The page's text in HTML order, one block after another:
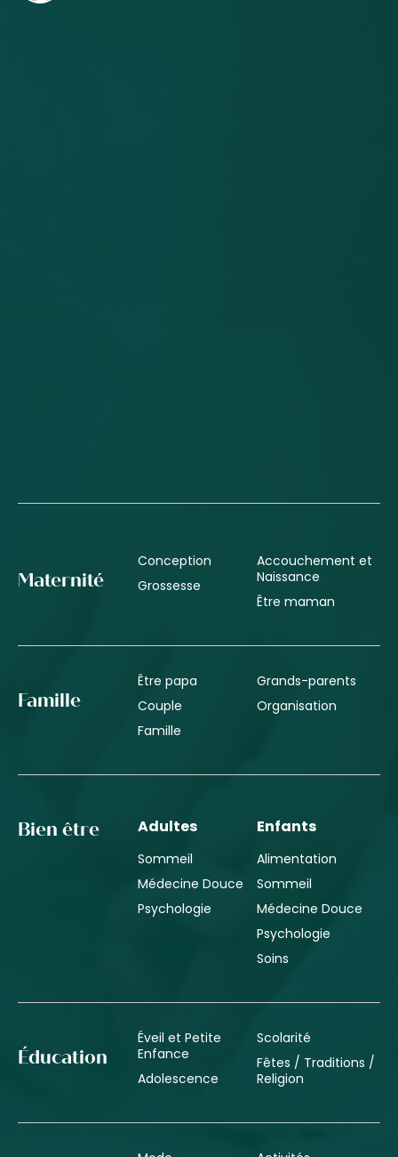
Maternité
Conception
Grossesse
Accouchement et
Naissance
Être maman
Famille
Être papa
Couple
Famille
Grands-parents
Organisation
Bien être Adultes
Sommeil
Médecine Douce
Psychologie
Enfants
Alimentation
Sommeil
Médecine Douce
Psychologie
Soins
Éducation
Éveil et Petite
Enfance
Adolescence
Scolarité
Fêtes / Traditions /
Religion